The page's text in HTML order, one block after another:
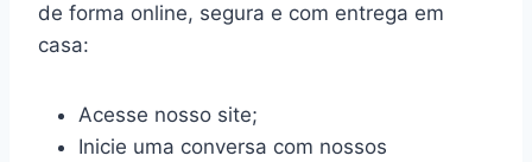
de forma online, segura e com entrega em
casa:
Acesse nosso site;
Inicie uma conversa com nossos